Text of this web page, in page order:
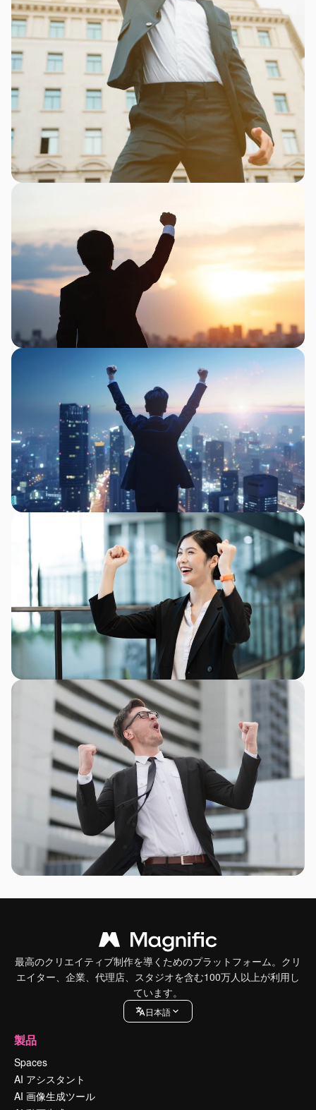
最高のクリエイティブ制作を導くためのプラットフォーム。クリ
エイター、企業、代理店、スタジオを含む100万人以上が利用し
ています。
日本語
製品
Spaces
AI アシスタント
AI 画像生成ツール